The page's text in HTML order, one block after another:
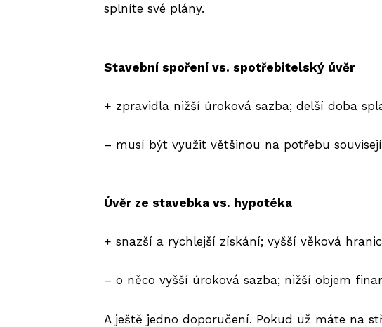
splníte své plány.
Stavební spoření vs. spotřebitelský úvěr
+ zpravidla nižší úroková sazba; delší doba
– musí být využit většinou na potřebu
Úvěr ze stavebka vs. hypotéka
+ snazší a rychlejší získání; vyšší věková
– o něco vyšší úroková sazba; nižší objem
A ještě jedno doporučení. Pokud už máte na